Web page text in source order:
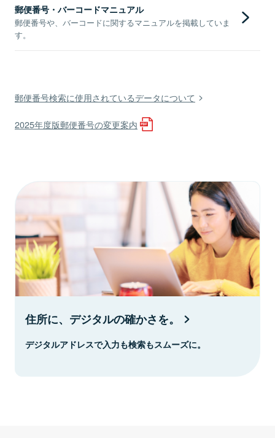
郵便番号・バーコードマニュアル
郵便番号や、バーコードに関するマニュアルを掲載していま
す。
郵便番号検索に使用されているデータについて
2025年度版郵便番号の変更案内
住所に、デジタルの確かさを。
デジタルアドレスで入力も検索もスムーズに。